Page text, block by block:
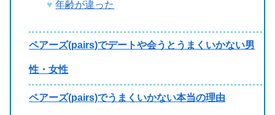
年齢が違った
ペアーズ(pairs)でデートや会うとうまくいかない男
性・女性
ペアーズ(pairs)でうまくいかない本当の理由